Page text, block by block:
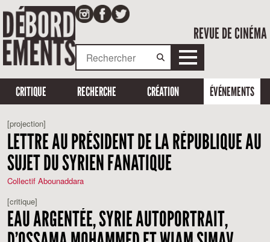
REVUE DE CINÉMA
CRITIQUE RECHERCHE CRÉATION ÉVÉNEMENTS
[projection]
LETTRE AU PRÉSIDENT DE LA RÉPUBLIQUE AU
SUJET DU SYRIEN FANATIQUE
Collectif Abounaddara
[critique]
EAU ARGENTÉE, SYRIE AUTOPORTRAIT,